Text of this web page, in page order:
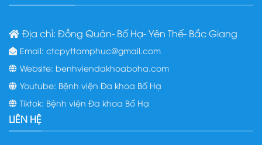
Địa chỉ: Đồng Quán- Bố Hạ- Yên Thế- Bắc Giang
Email: ctcpyttamphuc@gmail.com
Website: benhviendakhoaboha.com
Youtube: Bệnh viện Đa khoa Bố Hạ
Tiktok: Bệnh viện Đa khoa Bố Hạ
LIÊN HỆ